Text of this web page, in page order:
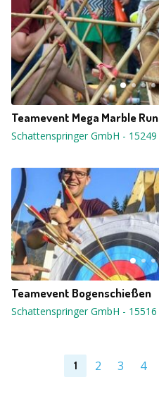
Teamevent Mega Marble Run
Schattenspringer GmbH - 15249
Teamevent Bogenschießen
Schattenspringer GmbH - 15516
1 2 3 4